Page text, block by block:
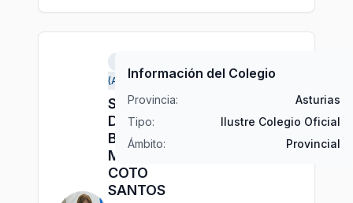
(Asturias)
Sra.
Dña.
Beatriz
María
COTO
SANTOS
Información del Colegio
Provincia:
Asturias
Tipo:
Ilustre Colegio Oficial
Ámbito:
Provincial